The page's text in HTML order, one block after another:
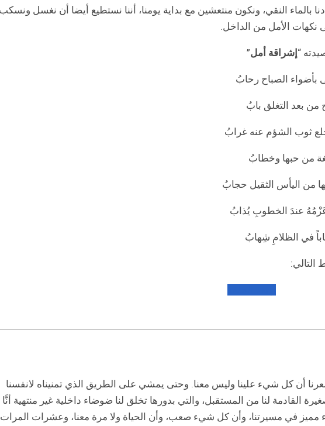
بالماء النقي، ونكون منتعشين مع بداية يومنا، أننا نستطيع أيضا أن نغسل
نكهات الأمل من الداخل.
“إشراقة أمل”
الصباح رحابُ
بعد التغلق بابُ
ثوب الشؤم عنه غرابُ
من حبها وخطابُ
من اليأس الثقيل حجابُ
عندَ الخطوبِ يُذابُ
في الظلامِ شِهابُ
التالي:
أن كل شيء علينا وليس معنا. وحتى يمشي على الطريق الذي تمنيناه لانفسنا
القادمة لنا من المستقبل، والتي بدورها تخلق لنا ضوضاء داخلية غير منتهية أنَّا
في مسيرتنا، وأن كل شيء صعب، وأن الحياة ولا مرة معنا، وعشرات المرات